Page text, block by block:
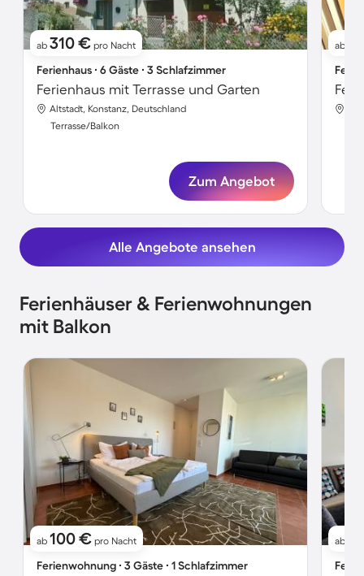
ab 310 € pro Nacht
Ferienhaus ∙ 6 Gäste ∙ 3 Schlafzimmer
Ferienhaus mit Terrasse und Garten
Altstadt, Konstanz, Deutschland
Terrasse/Balkon
Zum Angebot
ab
Alle Angebote ansehen
Ferienhäuser & Ferienwohnungen
mit Balkon
ab 100 € pro Nacht
Ferienwohnung ∙ 3 Gäste ∙ 1 Schlafzimmer
ab